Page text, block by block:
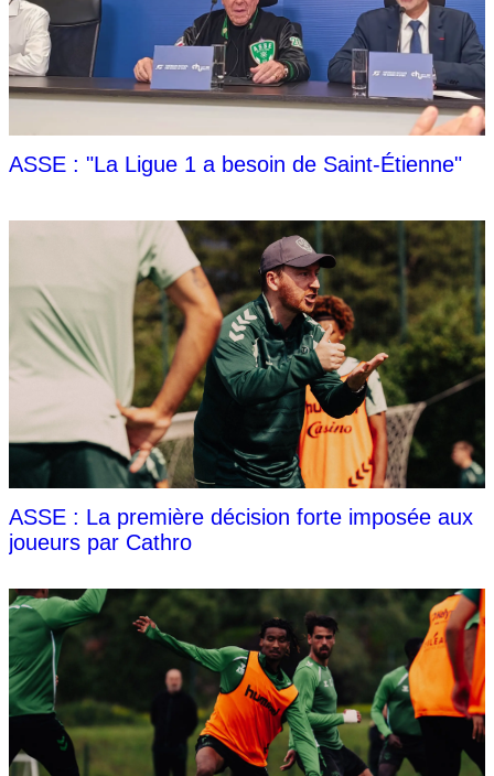
ASSE : "La Ligue 1 a besoin de Saint-Étienne"
ASSE : La première décision forte imposée aux
joueurs par Cathro